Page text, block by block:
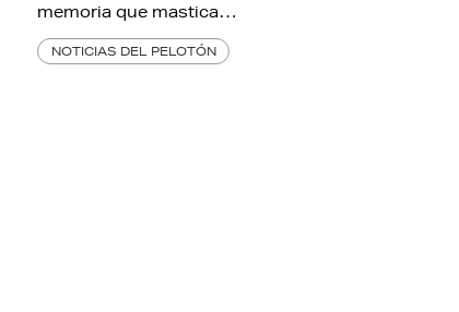
memoria que mastica…
NOTICIAS DEL PELOTÓN